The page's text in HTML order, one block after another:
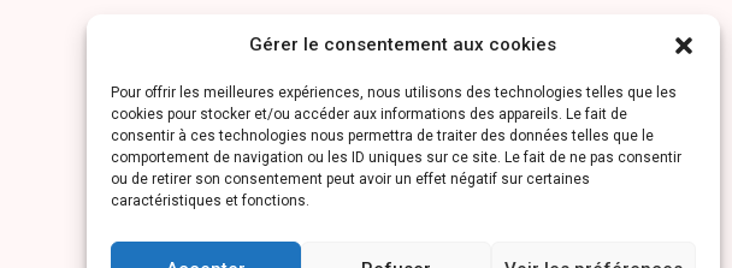
Gérer le consentement aux cookies
Pour offrir les meilleures expériences, nous utilisons des technologies telles que les
cookies pour stocker et/ou accéder aux informations des appareils. Le fait de
consentir à ces technologies nous permettra de traiter des données telles que le
comportement de navigation ou les ID uniques sur ce site. Le fait de ne pas consentir
ou de retirer son consentement peut avoir un effet négatif sur certaines
caractéristiques et fonctions.